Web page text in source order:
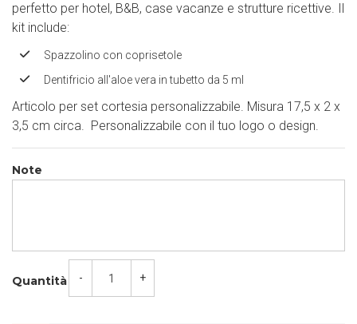
perfetto per hotel, B&B, case vacanze e strutture ricettive. Il
kit include:
Spazzolino con coprisetole
Dentifricio all'aloe vera in tubetto da 5 ml
Articolo per set cortesia personalizzabile. Misura 17,5 x 2 x
3,5 cm circa. Personalizzabile con il tuo logo o design.
Note
Quantità - +